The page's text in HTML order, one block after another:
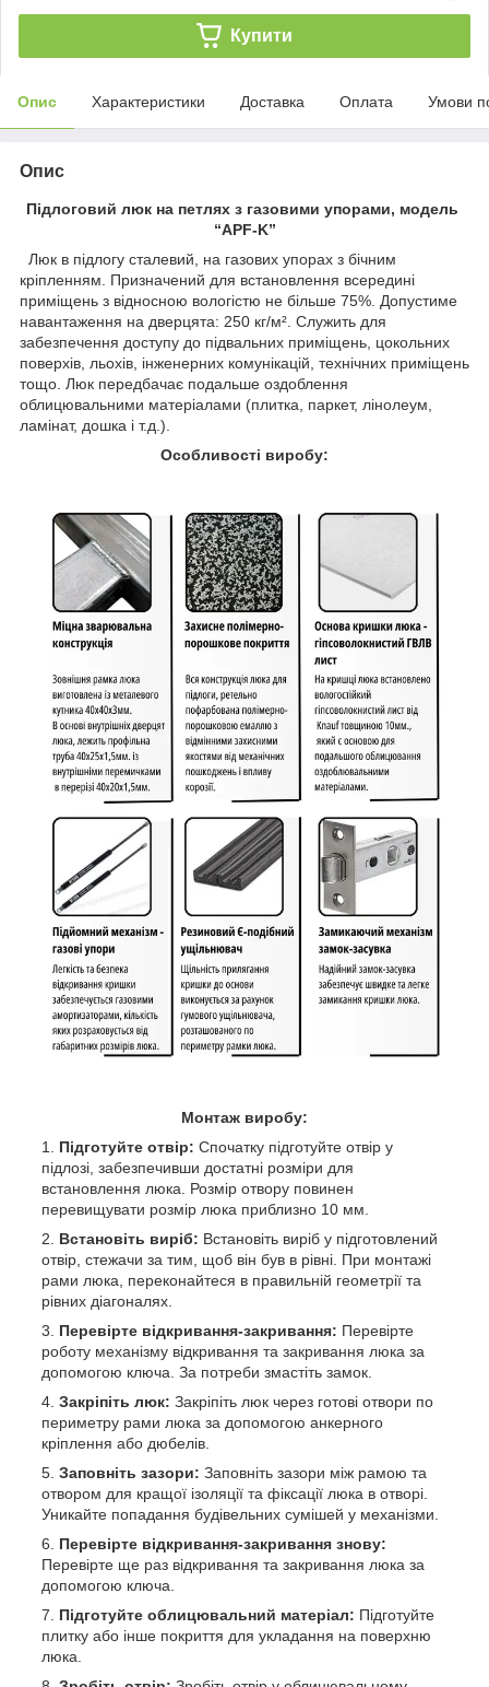
Купити
Опис Характеристики Доставка Оплата Умови
Опис
Підлоговий люк на петлях з газовими упорами, модель
“APF-K”
Люк в підлогу сталевий, на газових упорах з бічним
кріпленням. Призначений для встановлення всередині
приміщень з відносною вологістю не більше 75%. Допустиме
навантаження на дверцята: 250 кг/м². Служить для
забезпечення доступу до підвальних приміщень, цокольних
поверхів, льохів, інженерних комунікацій, технічних приміщень
тощо. Люк передбачає подальше оздоблення
облицювальними матеріалами (плитка, паркет, лінолеум,
ламінат, дошка і т.д.).
Особливості виробу:
Монтаж виробу:
Підготуйте отвір: Спочатку підготуйте отвір у
підлозі, забезпечивши достатні розміри для
встановлення люка. Розмір отвору повинен
перевищувати розмір люка приблизно 10 мм.
Встановіть виріб: Встановіть виріб у підготовлений
отвір, стежачи за тим, щоб він був в рівні. При монтажі
рами люка, переконайтеся в правильній геометрії та
рівних діагоналях.
Перевірте відкривання-закривання: Перевірте
роботу механізму відкривання та закривання люка за
допомогою ключа. За потреби змастіть замок.
Закріпіть люк: Закріпіть люк через готові отвори по
периметру рами люка за допомогою анкерного
кріплення або дюбелів.
Заповніть зазори: Заповніть зазори між рамою та
отвором для кращої ізоляції та фіксації люка в отворі.
Уникайте попадання будівельних сумішей у механізми.
Перевірте відкривання-закривання знову:
Перевірте ще раз відкривання та закривання люка за
допомогою ключа.
Підготуйте облицювальний матеріал: Підготуйте
плитку або інше покриття для укладання на поверхню
люка.